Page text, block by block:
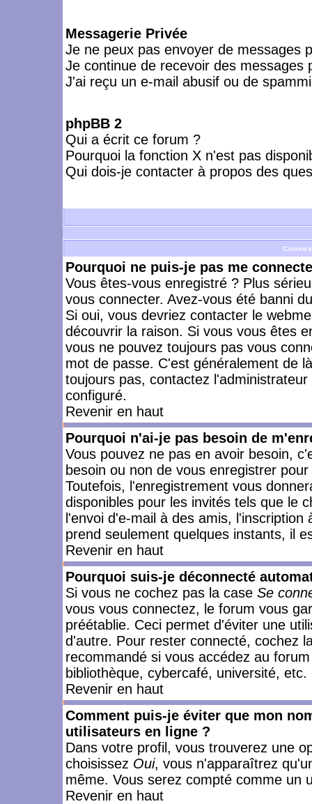
Messagerie Privée
Je ne peux pas envoyer de messages
Je continue de recevoir des messages
J'ai reçu un e-mail abusif ou de
phpBB 2
Qui a écrit ce forum ?
Pourquoi la fonction X n'est pas
Qui dois-je contacter à propos des
Pourquoi ne puis-je pas me
Vous êtes-vous enregistré ? Plus
vous connecter. Avez-vous été banni
Si oui, vous devriez contacter le
découvrir la raison. Si vous vous êtes
vous ne pouvez toujours pas vous
mot de passe. C'est généralement de
toujours pas, contactez
configuré.
Revenir en haut
Pourquoi n'ai-je pas besoin de
Vous pouvez ne pas en avoir besoin,
besoin ou non de vous enregistrer
Toutefois, l'enregistrement vous
disponibles pour les invités tels que le
l'envoi d'e-mail à des amis,
prend seulement quelques instants, il
Revenir en haut
Pourquoi suis-je déconnecté
Si vous ne cochez pas la case Se
vous vous connectez, le forum vous
préétablie. Ceci permet d'éviter une
d'autre. Pour rester connecté, cochez
recommandé si vous accédez au
bibliothèque, cybercafé, université, etc.
Revenir en haut
Comment puis-je éviter que mon
utilisateurs en ligne ?
Dans votre profil, vous trouverez une
choisissez Oui, vous n'apparaîtrez
même. Vous serez compté comme un
Revenir en haut